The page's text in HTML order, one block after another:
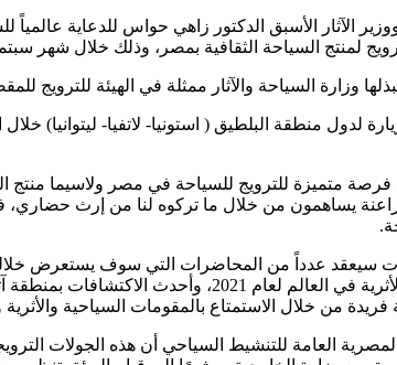
ووزير الآثار الأسبق الدكتور زاهي حواس للدعاية
لمنتج السياحة الثقافية بمصر، وذلك خلال شهر
وزارة السياحة والآثار ممثلة في الهيئة
متميزة للترويج للسياحة في مصر ولاسيما منتج
يساهمون من خلال ما تركوه لنا من إرث
سيعقد عدداً من المحاضرات التي سوف يستعرض
الذهبية بالأقصر والتي تم اختيارها أهم
من خلال الاستمتاع بالمقومات السياحية
العامة للتنشيط السياحي أن هذه الجولات